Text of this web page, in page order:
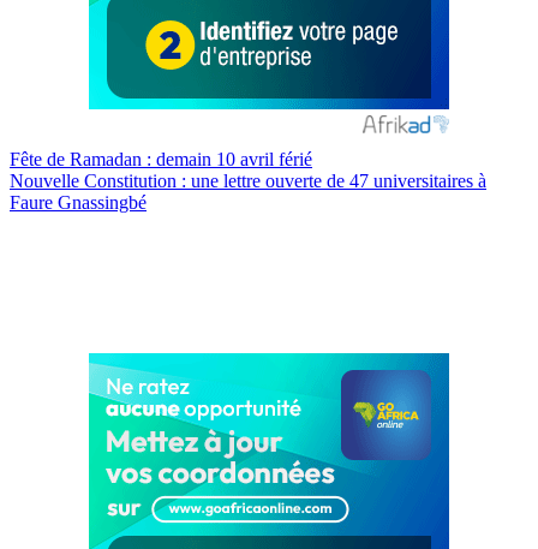
Navigation
de
Fête de Ramadan : demain 10 avril férié
Nouvelle Constitution : une lettre ouverte de 47 universitaires à
Faure Gnassingbé